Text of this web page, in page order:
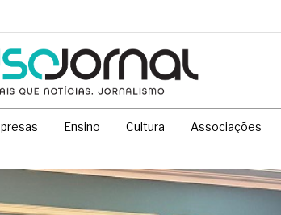
Ensino Cultura Associações